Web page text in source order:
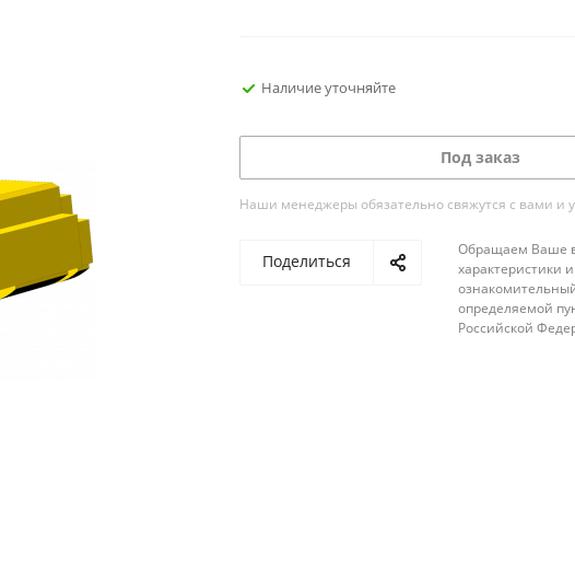
Наличие уточняйте
Под заказ
Наши менеджеры обязательно свяжутся с вами и
Поделиться
Обращаем Ваше
характеристики
определяемой
Российской